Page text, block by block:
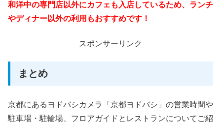
和洋中の専門店以外にカフェも入店しているため、ランチ
やディナー以外の利用もおすすめです！
スポンサーリンク
まとめ
京都にあるヨドバシカメラ「京都ヨドバシ」の営業時間や
駐車場・駐輪場、フロアガイドとレストランについてご紹